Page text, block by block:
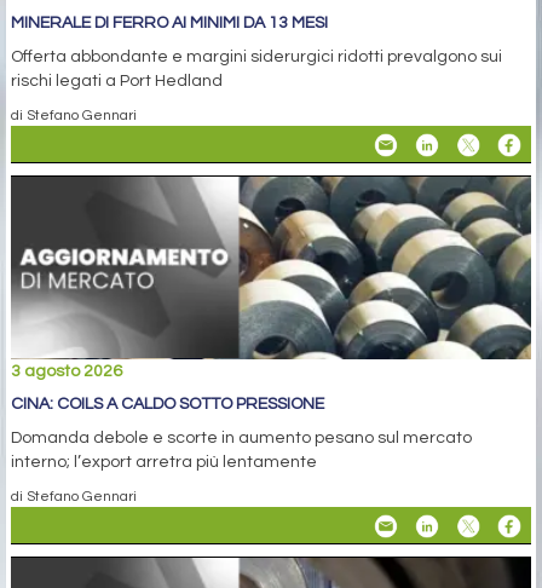
MINERALE DI FERRO AI MINIMI DA 13 MESI
Offerta abbondante e margini siderurgici ridotti prevalgono sui
rischi legati a Port Hedland
di Stefano Gennari
3 agosto 2026
CINA: COILS A CALDO SOTTO PRESSIONE
Domanda debole e scorte in aumento pesano sul mercato
interno; l’export arretra più lentamente
di Stefano Gennari